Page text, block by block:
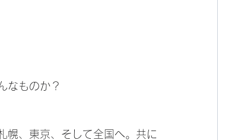
なものか？
幌、東京、そして全国へ。共に